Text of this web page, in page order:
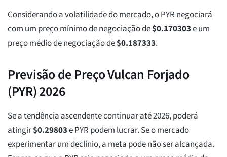
Considerando a volatilidade do mercado, o PYR negociará
com um preço mínimo de negociação de$0.170303e um
preço médio de negociação de$0.187333.
Previsão de Preço Vulcan Forjado
(PYR) 2026
Se a tendência ascendente continuar até 2026, poderá
atingir$0.29803e PYR podem lucrar. Se o mercado
experimentar um declínio, a meta pode não ser alcançada.